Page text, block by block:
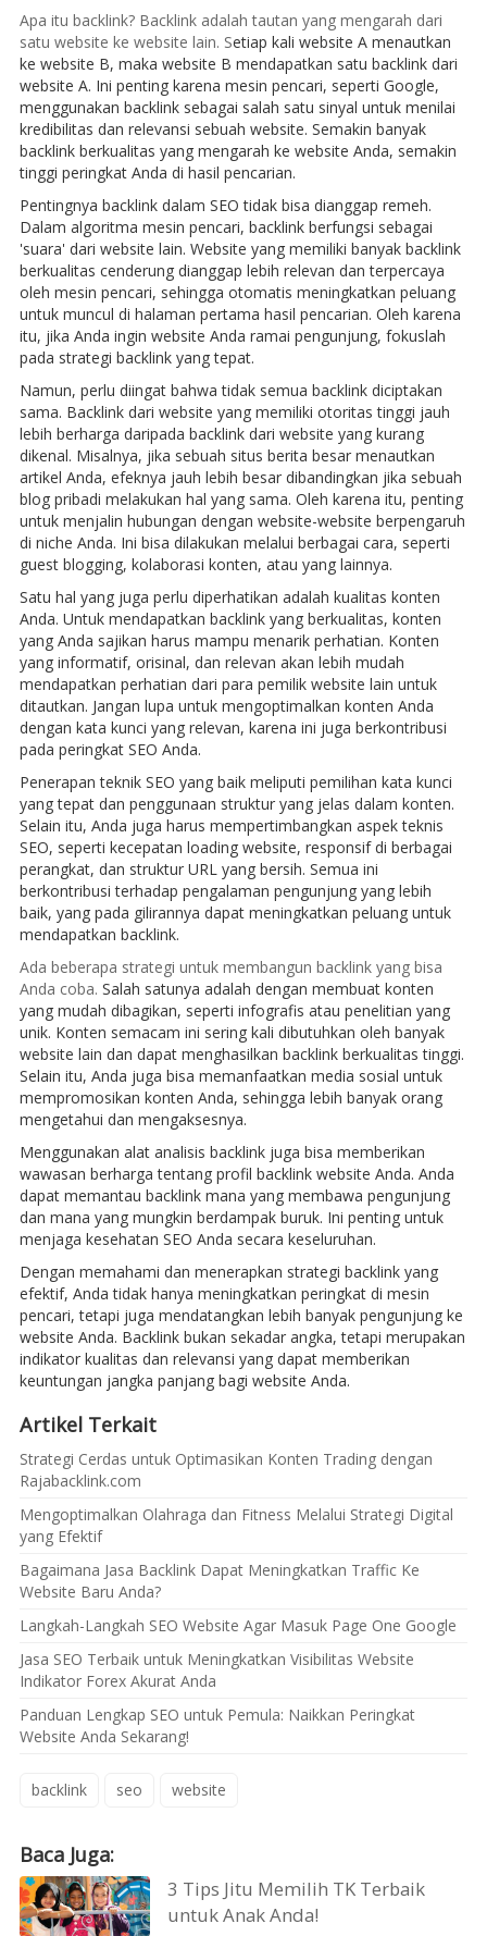
Apa itu backlink? Backlink adalah tautan yang mengarah dari
satu website ke website lain. Setiap kali website A menautkan
ke website B, maka website B mendapatkan satu backlink dari
website A. Ini penting karena mesin pencari, seperti Google,
menggunakan backlink sebagai salah satu sinyal untuk menilai
kredibilitas dan relevansi sebuah website. Semakin banyak
backlink berkualitas yang mengarah ke website Anda, semakin
tinggi peringkat Anda di hasil pencarian.
Pentingnya backlink dalam SEO tidak bisa dianggap remeh.
Dalam algoritma mesin pencari, backlink berfungsi sebagai
'suara' dari website lain. Website yang memiliki banyak backlink
berkualitas cenderung dianggap lebih relevan dan terpercaya
oleh mesin pencari, sehingga otomatis meningkatkan peluang
untuk muncul di halaman pertama hasil pencarian. Oleh karena
itu, jika Anda ingin website Anda ramai pengunjung, fokuslah
pada strategi backlink yang tepat.
Namun, perlu diingat bahwa tidak semua backlink diciptakan
sama. Backlink dari website yang memiliki otoritas tinggi jauh
lebih berharga daripada backlink dari website yang kurang
dikenal. Misalnya, jika sebuah situs berita besar menautkan
artikel Anda, efeknya jauh lebih besar dibandingkan jika sebuah
blog pribadi melakukan hal yang sama. Oleh karena itu, penting
untuk menjalin hubungan dengan website-website berpengaruh
di niche Anda. Ini bisa dilakukan melalui berbagai cara, seperti
guest blogging, kolaborasi konten, atau yang lainnya.
Satu hal yang juga perlu diperhatikan adalah kualitas konten
Anda. Untuk mendapatkan backlink yang berkualitas, konten
yang Anda sajikan harus mampu menarik perhatian. Konten
yang informatif, orisinal, dan relevan akan lebih mudah
mendapatkan perhatian dari para pemilik website lain untuk
ditautkan. Jangan lupa untuk mengoptimalkan konten Anda
dengan kata kunci yang relevan, karena ini juga berkontribusi
pada peringkat SEO Anda.
Penerapan teknik SEO yang baik meliputi pemilihan kata kunci
yang tepat dan penggunaan struktur yang jelas dalam konten.
Selain itu, Anda juga harus mempertimbangkan aspek teknis
SEO, seperti kecepatan loading website, responsif di berbagai
perangkat, dan struktur URL yang bersih. Semua ini
berkontribusi terhadap pengalaman pengunjung yang lebih
baik, yang pada gilirannya dapat meningkatkan peluang untuk
mendapatkan backlink.
Ada beberapa strategi untuk membangun backlink yang bisa
Anda coba. Salah satunya adalah dengan membuat konten
yang mudah dibagikan, seperti infografis atau penelitian yang
unik. Konten semacam ini sering kali dibutuhkan oleh banyak
website lain dan dapat menghasilkan backlink berkualitas tinggi.
Selain itu, Anda juga bisa memanfaatkan media sosial untuk
mempromosikan konten Anda, sehingga lebih banyak orang
mengetahui dan mengaksesnya.
Menggunakan alat analisis backlink juga bisa memberikan
wawasan berharga tentang profil backlink website Anda. Anda
dapat memantau backlink mana yang membawa pengunjung
dan mana yang mungkin berdampak buruk. Ini penting untuk
menjaga kesehatan SEO Anda secara keseluruhan.
Dengan memahami dan menerapkan strategi backlink yang
efektif, Anda tidak hanya meningkatkan peringkat di mesin
pencari, tetapi juga mendatangkan lebih banyak pengunjung ke
website Anda. Backlink bukan sekadar angka, tetapi merupakan
indikator kualitas dan relevansi yang dapat memberikan
keuntungan jangka panjang bagi website Anda.
Artikel Terkait
Strategi Cerdas untuk Optimasikan Konten Trading dengan
Rajabacklink.com
Mengoptimalkan Olahraga dan Fitness Melalui Strategi Digital
yang Efektif
Bagaimana Jasa Backlink Dapat Meningkatkan Traffic Ke
Website Baru Anda?
Langkah-Langkah SEO Website Agar Masuk Page One Google
Jasa SEO Terbaik untuk Meningkatkan Visibilitas Website
Indikator Forex Akurat Anda
Panduan Lengkap SEO untuk Pemula: Naikkan Peringkat
Website Anda Sekarang!
backlink seo website
Baca Juga:
3 Tips Jitu Memilih TK Terbaik
untuk Anak Anda!